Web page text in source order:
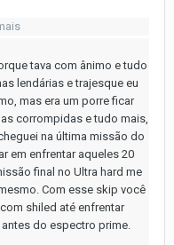
tava com ânimo e tudo
lendárias e trajesque eu
mas era um porre ficar
corrompidas e tudo mais,
na última missão do
em enfrentar aqueles 20
final no Ultra hard me
Com esse skip você
shiled até enfrentar
antes do espectro prime.